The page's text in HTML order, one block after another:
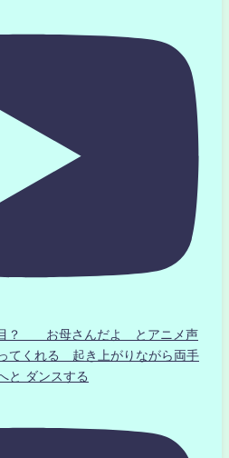
目？ お母さんだよ とアニメ声
てくれる 起き上がりながら両手
と ダンスする